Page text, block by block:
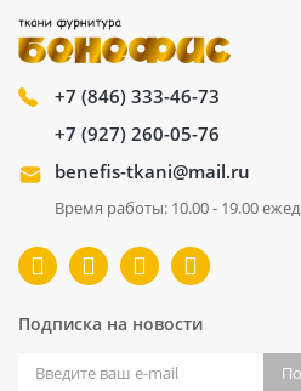
+7 (846) 333-46-73
+7 (927) 260-05-76
benefis-tkani@mail.ru
Время работы: 10.00 - 19.00
Подписка на новости